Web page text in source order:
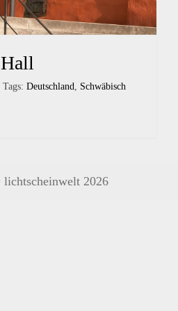
Tags: Deutschland, Schwäbisch
2026